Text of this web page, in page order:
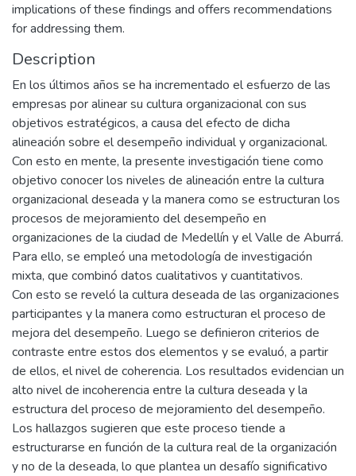
implications of these findings and offers recommendations
for addressing them.
Description
En los últimos años se ha incrementado el esfuerzo de las
empresas por alinear su cultura organizacional con sus
objetivos estratégicos, a causa del efecto de dicha
alineación sobre el desempeño individual y organizacional.
Con esto en mente, la presente investigación tiene como
objetivo conocer los niveles de alineación entre la cultura
organizacional deseada y la manera como se estructuran los
procesos de mejoramiento del desempeño en
organizaciones de la ciudad de Medellín y el Valle de Aburrá.
Para ello, se empleó una metodología de investigación
mixta, que combinó datos cualitativos y cuantitativos.
Con esto se reveló la cultura deseada de las organizaciones
participantes y la manera como estructuran el proceso de
mejora del desempeño. Luego se definieron criterios de
contraste entre estos dos elementos y se evaluó, a partir
de ellos, el nivel de coherencia. Los resultados evidencian un
alto nivel de incoherencia entre la cultura deseada y la
estructura del proceso de mejoramiento del desempeño.
Los hallazgos sugieren que este proceso tiende a
estructurarse en función de la cultura real de la organización
y no de la deseada, lo que plantea un desafío significativo